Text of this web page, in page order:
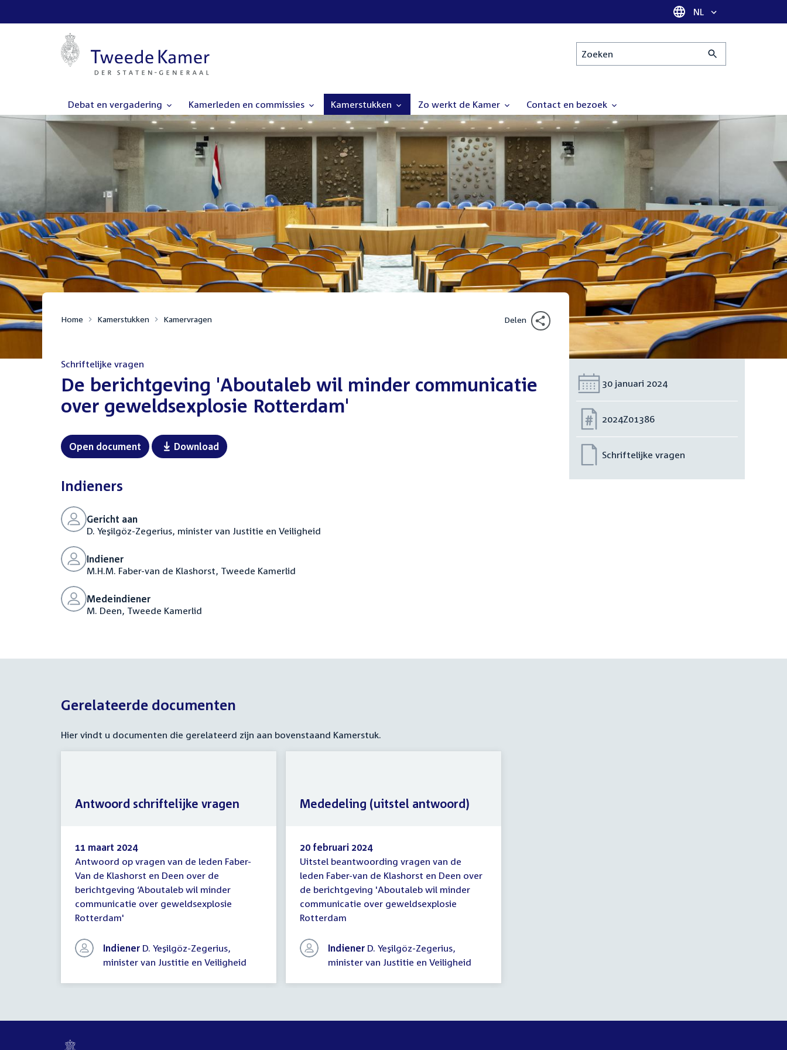
Taal selectie
NL
Zoeken
Debat en vergadering Kamerleden en commissies Kamerstukken Zo werkt de Kamer Contact en bezoek
Home Kamerstukken Kamervragen Delen
Schriftelijke vragen
:De berichtgeving 'Aboutaleb wil minder communicatie
over geweldsexplosie Rotterdam'
Open document Download
Indieners
Gericht aan
D. Yeşilgöz-Zegerius, minister van Justitie en Veiligheid
Indiener
M.H.M. Faber-van de Klashorst, Tweede Kamerlid
Medeindiener
M. Deen, Tweede Kamerlid
Datum:
30 januari 2024
Nummer:
2024Z01386
Schriftelijke vragen
Gerelateerde documenten
Hier vindt u documenten die gerelateerd zijn aan bovenstaand Kamerstuk.
Antwoord
schriftelijke
vragen
11 maart 2024
Antwoord op vragen van de leden Faber-
Van de Klashorst en Deen over de
berichtgeving ‘Aboutaleb wil minder
communicatie over geweldsexplosie
Rotterdam'
Indiener D. Yeşilgöz-Zegerius,
minister van Justitie en Veiligheid
Antwoord schriftelijke vragen
Mededeling
(uitstel
antwoord)
20 februari 2024
Uitstel beantwoording vragen van de
leden Faber-van de Klashorst en Deen over
de berichtgeving 'Aboutaleb wil minder
communicatie over geweldsexplosie
Rotterdam
Indiener D. Yeşilgöz-Zegerius,
minister van Justitie en Veiligheid
Mededeling (uitstel antwoord)